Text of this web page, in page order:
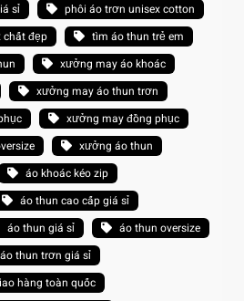
sỉ
phôi áo trơn unisex cotton
chất đẹp
tìm áo thun trẻ em
xưởng may áo khoác
xưởng may áo thun trơn
xưởng may đồng phục
xưởng áo thun
áo khoác kéo zip
áo thun cao cấp giá sỉ
áo thun giá sỉ
áo thun oversize
áo thun trơn giá sỉ
hàng toàn quốc